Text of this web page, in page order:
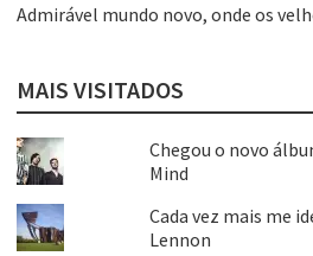
Admirável mundo novo, onde os
MAIS VISITADOS
Chegou o novo
Mind
Cada vez mais me
Lennon